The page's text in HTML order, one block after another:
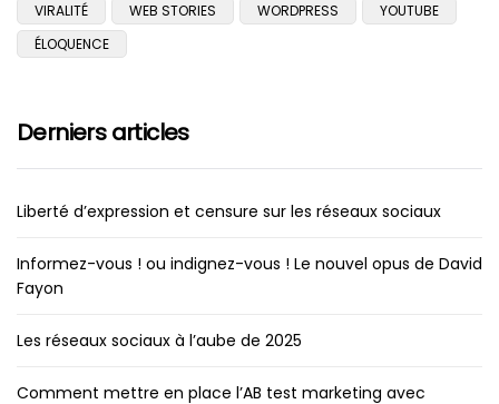
VIRALITÉ
WEB STORIES WORDPRESS
YOUTUBE
ÉLOQUENCE
Derniers articles
Liberté d’expression et censure sur les réseaux sociaux
Informez-vous ! ou indignez-vous ! Le nouvel opus de David
Fayon
Les réseaux sociaux à l’aube de 2025
Comment mettre en place l’AB test marketing avec